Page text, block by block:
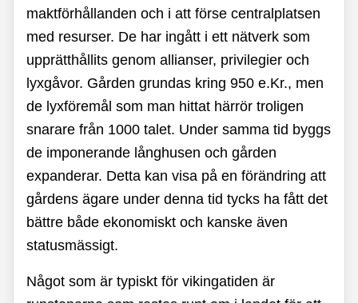
maktförhållanden och i att förse centralplatsen
med resurser. De har ingått i ett nätverk som
upprätthållits genom allianser, privilegier och
lyxgåvor. Gården grundas kring 950 e.Kr., men
de lyxföremål som man hittat härrör troligen
snarare från 1000 talet. Under samma tid byggs
de imponerande långhusen och gården
expanderar. Detta kan visa på en förändring att
gårdens ägare under denna tid tycks ha fått det
bättre både ekonomiskt och kanske även
statusmässigt.
Något som är typiskt för vikingatiden är